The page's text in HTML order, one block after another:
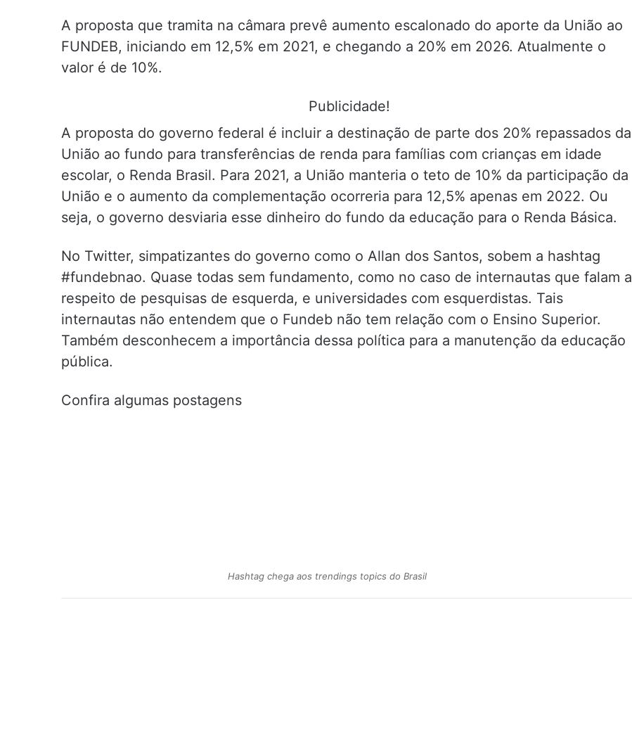
A proposta que tramita na câmara prevê aumento escalonado do aporte da União ao
FUNDEB, iniciando em 12,5% em 2021, e chegando a 20% em 2026. Atualmente o
valor é de 10%.
Publicidade!
A proposta do governo federal é incluir a destinação de parte dos 20% repassados da
União ao fundo para transferências de renda para famílias com crianças em idade
escolar, o Renda Brasil. Para 2021, a União manteria o teto de 10% da participação da
União e o aumento da complementação ocorreria para 12,5% apenas em 2022. Ou
seja, o governo desviaria esse dinheiro do fundo da educação para o Renda Básica.
No Twitter, simpatizantes do governo como o Allan dos Santos, sobem a hashtag
#fundebnao. Quase todas sem fundamento, como no caso de internautas que falam a
respeito de pesquisas de esquerda, e universidades com esquerdistas. Tais
internautas não entendem que o Fundeb não tem relação com o Ensino Superior.
Também desconhecem a importância dessa política para a manutenção da educação
pública.
Confira algumas postagens
Hashtag chega aos trendings topics do Brasil